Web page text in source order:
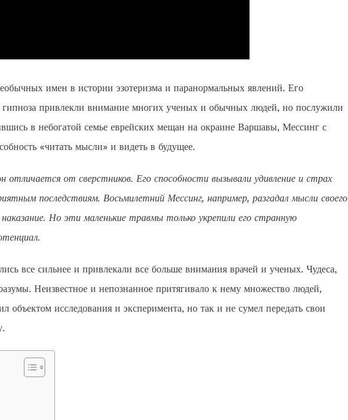
имен в истории эзотеризма и паранормальных явлений. Его
гипноза привлекли внимание многих ученых и обычных людей, но послужили
в небогатой семье еврейских мещан на окраине Варшавы, Мессинг с
«читать мысли» и видеть в будущее.
отличается от сверстников. Его способности вызывали удивление и страх
последствиям. Восьмилетний Мессинг, например, разгадал мысли своего
Но эти маленькие травмы только укрепили его странную
все сильнее и привлекали все больше внимания врачей и ученых. Чудеса,
Неизвестное и непознанное притягивало к нему множество людей,
объектом исследования и эксперимента, но так и не сумел передать свои